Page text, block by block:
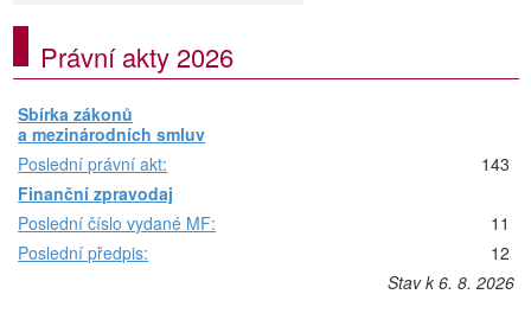
Právní akty 2026
Sbírka zákonů
a mezinárodních smluv
Poslední právní akt:
143
Finanční zpravodaj
Poslední číslo vydané MF:
11
Poslední předpis:
12
Stav k 6. 8. 2026